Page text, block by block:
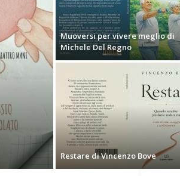
Muoversi per vivere meglio di
Michele Del Regno
Restare di Vincenzo Bove